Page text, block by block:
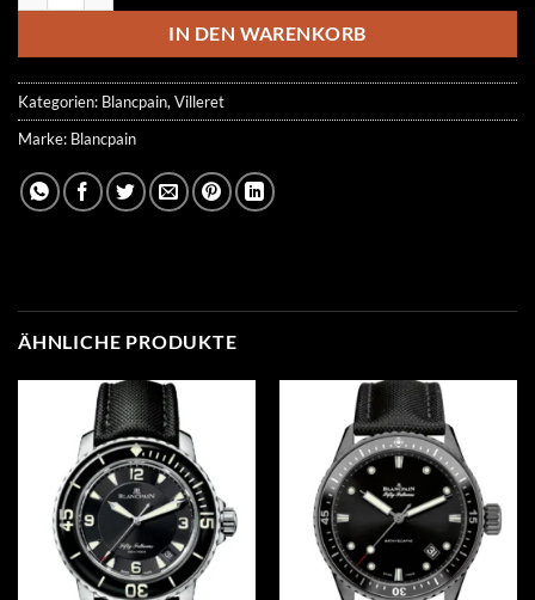
499.00 €269.00 €.
IN DEN WARENKORB
Kategorien: Blancpain, Villeret
Marke: Blancpain
ÄHNLICHE PRODUKTE